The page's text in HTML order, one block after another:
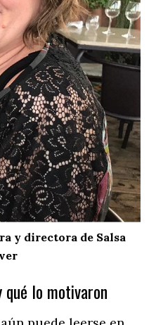
y directora de Salsa
qué lo motivaron